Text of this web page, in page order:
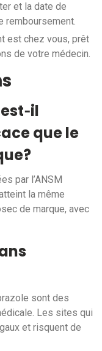
et la date de
remboursement.
est chez vous, prêt
de votre médecin.
que le
par l’ANSM
la même
de marque, avec
sont des
Les sites qui
et risquent de